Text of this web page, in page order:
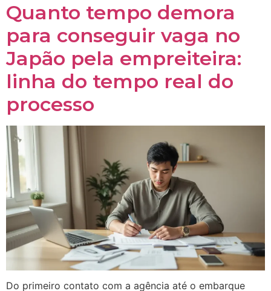
Quanto tempo demora
para conseguir vaga no
Japão pela empreiteira:
linha do tempo real do
processo
Do primeiro contato com a agência até o embarque